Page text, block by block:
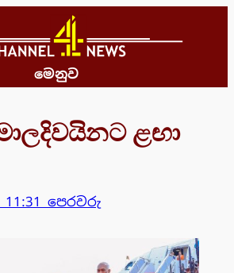
මෙනුව
ළඟා
11:31 පෙරවරු